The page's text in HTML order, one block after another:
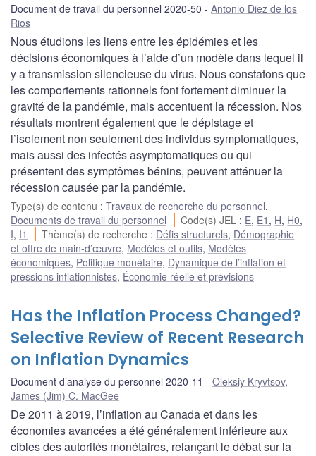
Document de travail du personnel 2020-50
Antonio Diez de los
Rios
Nous étudions les liens entre les épidémies et les
décisions économiques à l’aide d’un modèle dans lequel il
y a transmission silencieuse du virus. Nous constatons que
les comportements rationnels font fortement diminuer la
gravité de la pandémie, mais accentuent la récession. Nos
résultats montrent également que le dépistage et
l’isolement non seulement des individus symptomatiques,
mais aussi des infectés asymptomatiques ou qui
présentent des symptômes bénins, peuvent atténuer la
récession causée par la pandémie.
Type(s) de contenu : Travaux de recherche du personnel,
Documents de travail du personnel
Code(s) JEL : E, E1 , H, H0,
I, I1 Thème(s) de recherche : Défis structurels, Démographie
et offre de main-d’œuvre, Modèles et outils, Modèles
économiques, Politique monétaire, Dynamique de l’inflation et
pressions inflationnistes, Économie réelle et prévisions
Has the Inflation Process Changed?
Selective Review of Recent Research
on Inflation Dynamics
Document d’analyse du personnel 2020-11 Oleksiy Kryvtsov,
James (Jim) C. MacGee
De 2011 à 2019, l’inflation au Canada et dans les
économies avancées a été généralement inférieure aux
cibles des autorités monétaires, relançant le débat sur la